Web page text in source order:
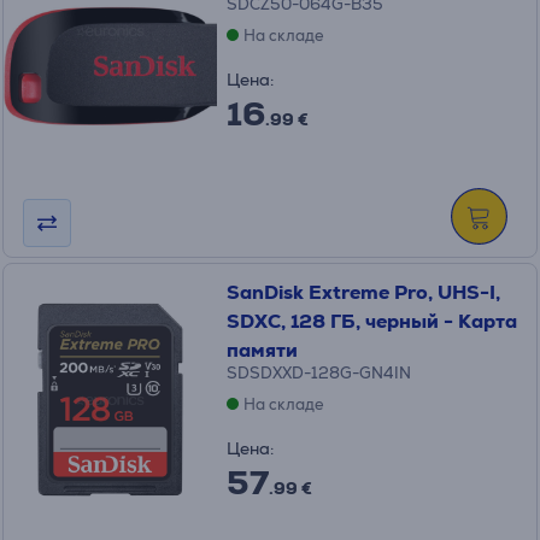
SDCZ50-064G-B35
На складе
Цена:
16.99 €
SanDisk Extreme Pro, UHS-I,
SDXC, 128 ГБ, черный - Карта
памяти
SDSDXXD-128G-GN4IN
На складе
Цена:
57.99 €